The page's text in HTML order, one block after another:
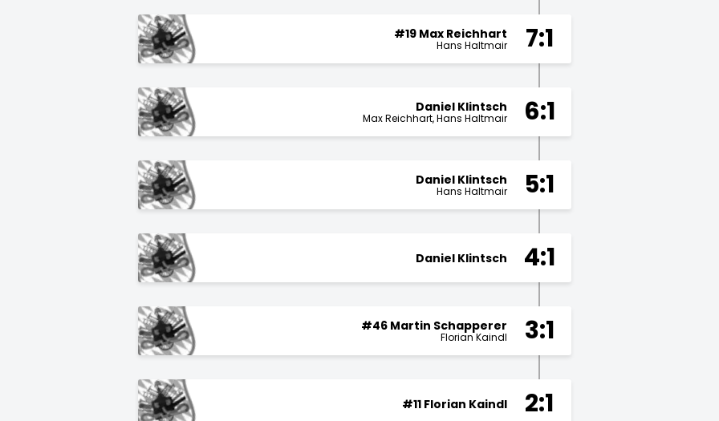
7:1
#19 Max Reichhart
Hans Haltmair
6:1
Daniel Klintsch
Max Reichhart Hans Haltmair
5:1
Daniel Klintsch
Hans Haltmair
4:1
Daniel Klintsch
3:1
#46 Martin Schapperer
Florian Kaindl
2:1
#11 Florian Kaindl